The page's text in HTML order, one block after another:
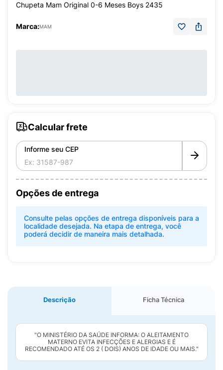
Chupeta Mam Original 0-6 Meses Boys 2435
Marca:MAM
Calcular frete
Informe seu CEP
Opções de entrega
Consulte pelas opções de entrega disponíveis para a
localidade desejada. Na etapa de entrega, você
poderá decidir de maneira mais detalhada.
Descrição Ficha Técnica
"O MINISTÉRIO DA SAÚDE INFORMA: O ALEITAMENTO
MATERNO EVITA INFECÇÕES E ALERGIAS E É
RECOMENDADO ATÉ OS 2 ( DOIS) ANOS DE IDADE OU MAIS."